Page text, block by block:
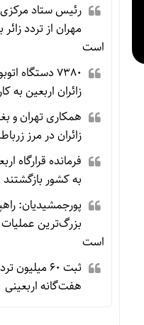
رئیس ستاد
است
۷۳۸۰ دستگاه
زائران اربعین به‌
همکاری تهران و
زائران در مرز
به کشور بازگشتند
پورجمشیدیان:
بزرگ‌ترین
است
ثبت ۶۰
هفت‌گانه اربعینی